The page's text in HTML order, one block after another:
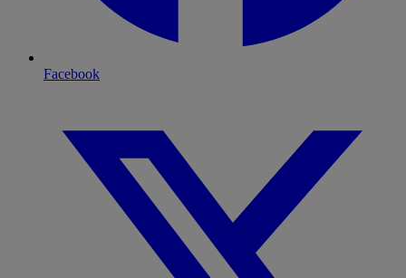
Facebook